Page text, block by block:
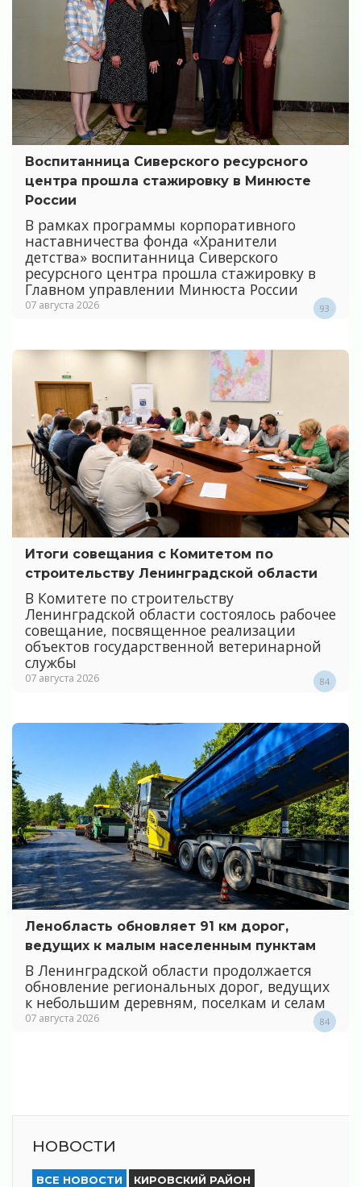
Воспитанница Сиверского ресурсного
центра прошла стажировку в Минюсте
России
В рамках программы корпоративного
наставничества фонда «Хранители
детства» воспитанница Сиверского
ресурсного центра прошла стажировку в
Главном управлении Минюста России
07 августа 2026 93
Итоги совещания с Комитетом по
строительству Ленинградской области
В Комитете по строительству
Ленинградской области состоялось рабочее
совещание, посвященное реализации
объектов государственной ветеринарной
службы
07 августа 2026 84
Ленобласть обновляет 91 км дорог,
ведущих к малым населенным пунктам
В Ленинградской области продолжается
обновление региональных дорог, ведущих
к небольшим деревням, поселкам и селам
07 августа 2026 84
НОВОСТИ
ВСЕ НОВОСТИ КИРОВСКИЙ РАЙОН